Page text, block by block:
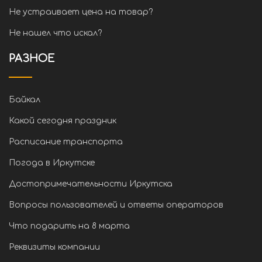
Не устраивает цена на товар?
Не нашел что искал?
РАЗНОЕ
Байкал
Какой сегодня праздник
Расписание транспорта
Погода в Иркутске
Достопримечательности Иркутска
Вопросы пользователей и ответы операторов
Что подарить на 8 марта
Реквизиты компании